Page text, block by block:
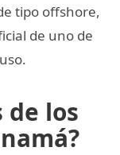
tipo offshore,
de uno de
de los